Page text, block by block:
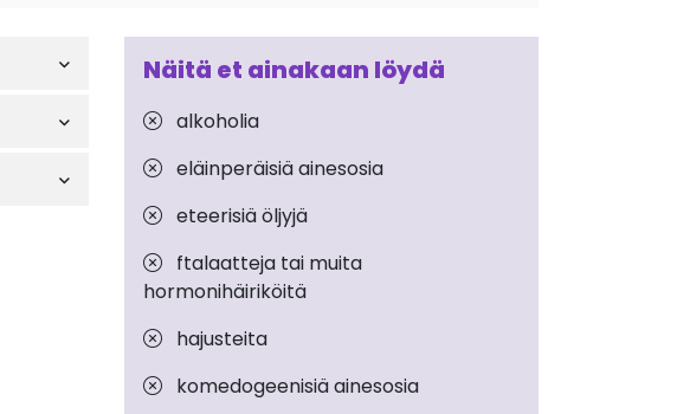
Näitä et ainakaan löydä
alkoholia
eläinperäisiä ainesosia
eteerisiä öljyjä
ftalaatteja tai muita
hormonihäiriköitä
hajusteita
komedogeenisiä ainesosia